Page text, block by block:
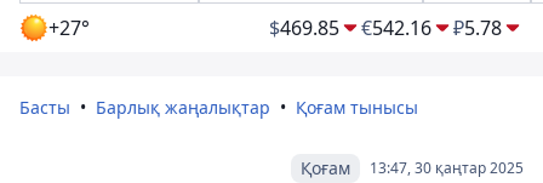
+27° $469.85 €542.16 ₽5.78
Басты Барлық жаңалықтар Қоғам тынысы
13:47, 30 қаңтар 2025
Қоғам